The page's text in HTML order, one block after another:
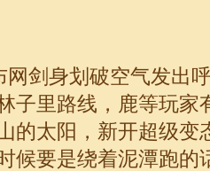
网剑身划破空气发出
子里路线，鹿等玩家
的太阳，新开超级变
候要是绕着泥潭跑的